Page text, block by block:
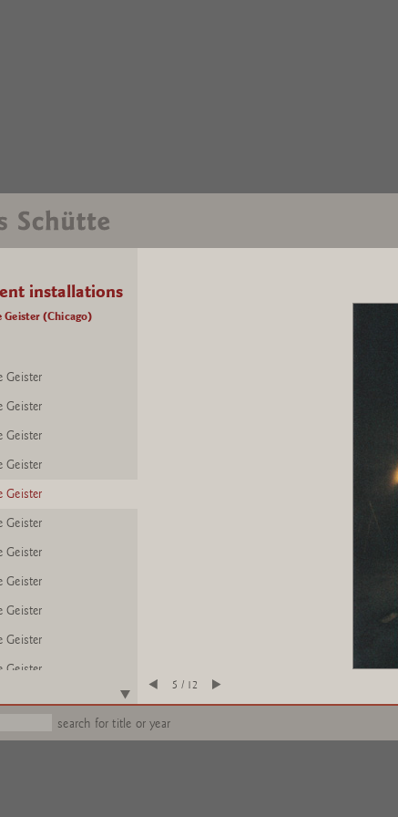
installations
Geister (Chicago)
Geister
Geister
Geister
Geister
Geister
Geister
Geister
Geister
Geister
Geister
Geister
5 / 12
search for title or year